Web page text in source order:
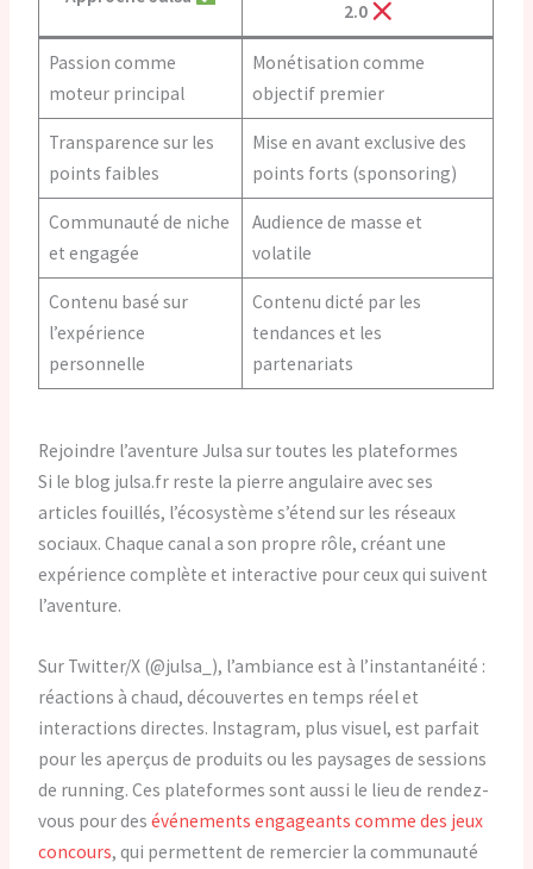
2.0
Passion comme
moteur principal
Monétisation comme
objectif premier
Transparence sur les
points faibles
Mise en avant exclusive des
points forts (sponsoring)
Communauté de niche
et engagée
Audience de masse et
volatile
Contenu basé sur
l’expérience
personnelle
Contenu dicté par les
tendances et les
partenariats
Rejoindre l’aventure Julsa sur toutes les plateformes
Si le blog julsa.fr reste la pierre angulaire avec ses
articles fouillés, l’écosystème s’étend sur les réseaux
sociaux. Chaque canal a son propre rôle, créant une
expérience complète et interactive pour ceux qui suivent
l’aventure.
Sur Twitter/X (@julsa_), l’ambiance est à l’instantanéité :
réactions à chaud, découvertes en temps réel et
interactions directes. Instagram, plus visuel, est parfait
pour les aperçus de produits ou les paysages de sessions
de running. Ces plateformes sont aussi le lieu de rendez-
vous pour desévénements engageants comme des jeux
concours, qui permettent de remercier la communauté